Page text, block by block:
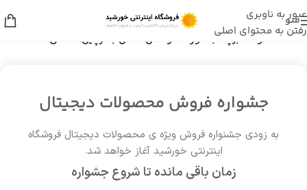
عبور به ناوبری
رفتن به محتوای اصلی
منو
خانه/ محصولات برچسب خورده “واکس کفش بلدرچین مشکی”
جشواره فروش محصولات دیجیتال
به زودی جشنواره فروش ویژه ی محصولات دیجیتال فروشگاه
اینترنتی خورشید آغاز خواهد شد.
زمان باقی مانده تا شروع جشواره